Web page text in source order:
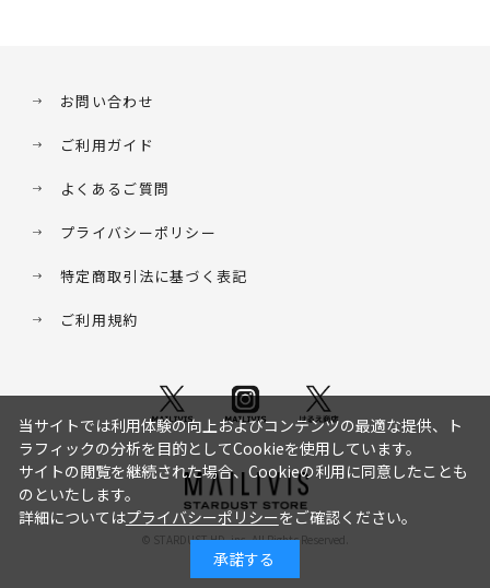
お問い合わせ
ご利用ガイド
よくあるご質問
プライバシーポリシー
特定商取引法に基づく表記
ご利用規約
© STARDUST HD. inc. All Rights Reserved.
当サイトでは利用体験の向上およびコンテンツの最適な提供、ト
ラフィックの分析を目的としてCookieを使用しています。
サイトの閲覧を継続された場合、Cookieの利用に同意したことも
のといたします。
詳細についてはプライバシーポリシーをご確認ください。
承諾する